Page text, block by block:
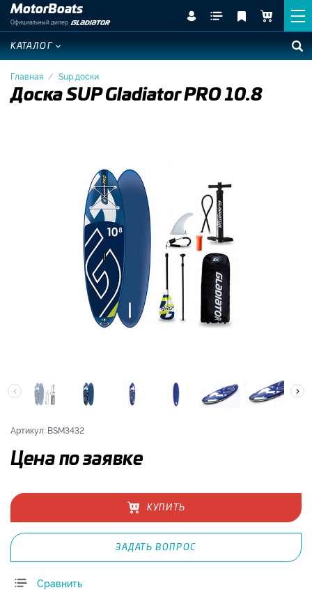
MotorBoats
Официальный дилер
КАТАЛОГ
Главная Sup доски
Доска SUP Gladiator PRO 10.8
Артикул: BSM3432
Цена по заявке
КУПИТЬ
ЗАДАТЬ ВОПРОС
Сравнить